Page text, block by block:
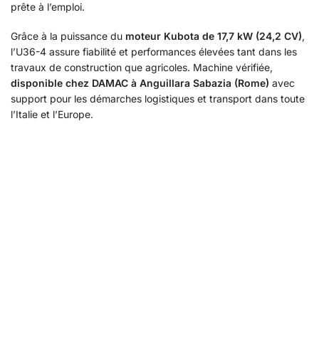
prête à l’emploi.
Grâce à la puissance du moteur Kubota de 17,7 kW (24,2 CV),
l’U36-4 assure fiabilité et performances élevées tant dans les
travaux de construction que agricoles. Machine vérifiée,
disponible chez DAMAC à Anguillara Sabazia (Rome) avec
support pour les démarches logistiques et transport dans toute
l’Italie et l’Europe.